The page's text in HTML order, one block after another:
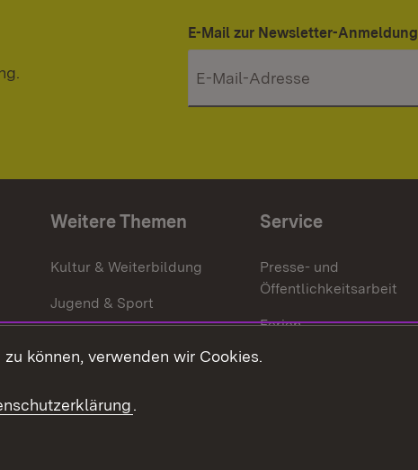
E-Mail zur Newsletter-Anmeldung
Weitere Themen
Kultur & Weiterbildung
Jugend & Sport
Service
Presse- und
Öffentlichkeitsarbeit
Ferien
Stellen
können, verwenden wir Cookies.
.